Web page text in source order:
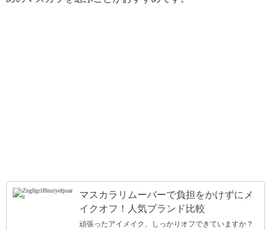
マスカラリムーバーで負担をかけずにメ
イクオフ！人気ブランド比較
頑張ったアイメイク、しっかりオフできていますか？